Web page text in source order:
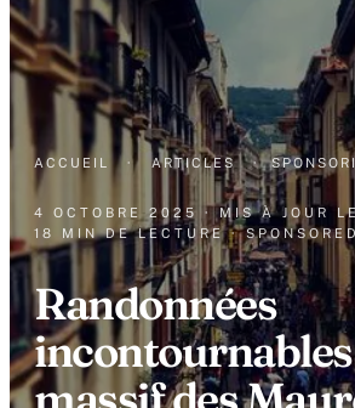
ACCUEIL · ARTICLES ·
4 OCTOBRE 2025 · MIS À JOUR
18 MIN DE LECTURE · SPONSORED
Randonnées
incontournables